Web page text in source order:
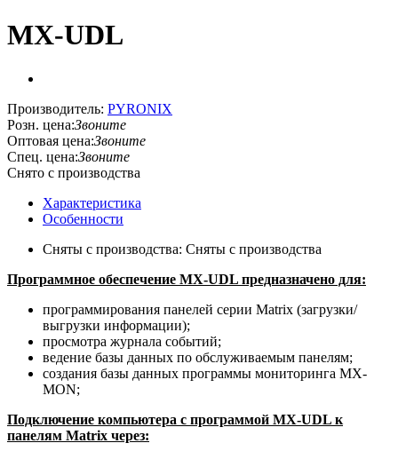
MX-UDL
Производитель: PYRONIX
Розн. цена:Звоните
Оптовая цена:Звоните
Спец. цена:Звоните
Снято с производства
Характеристика
Особенности
Сняты с производства: Сняты с производства
Программное обеспечение MX-UDL предназначено для:
программирования панелей серии Matrix (загрузки/
выгрузки информации);
просмотра журнала событий;
ведение базы данных по обслуживаемым панелям;
создания базы данных программы мониторинга MX-
MON;
Подключение компьютера с программой MX-UDL к
панелям Matrix через: